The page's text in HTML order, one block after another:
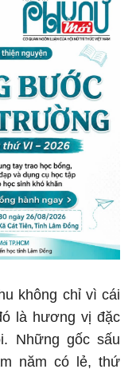
không chỉ vì cái
là hương vị đặc
Những gốc sấu
năm có lẻ, thứ